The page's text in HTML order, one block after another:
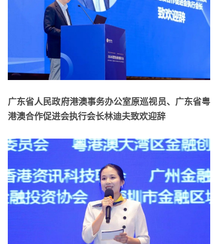
广东省人民政府港澳事务办公室原巡视员、广东省粤
港澳合作促进会执行会长林迪夫致欢迎辞